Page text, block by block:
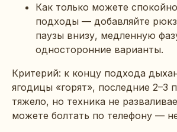
Как только можете
подходы — добавляйте
паузы внизу, медленную
односторонние варианты.
Критерий: к концу подхода
ягодицы «горят», последние 2–3
тяжело, но техника не
можете болтать по телефону —